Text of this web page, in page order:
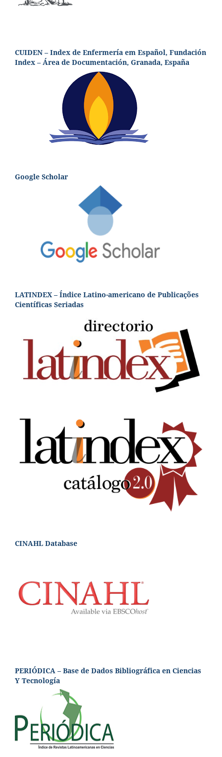
CUIDEN – Index de Enfermería em Español, Fundación
Index – Área de Documentación, Granada, España
Google Scholar
LATINDEX – Índice Latino-americano de Publicações
Científicas Seriadas
CINAHL Database
PERIÓDICA – Base de Dados Bibliográfica en Ciencias
Y Tecnología